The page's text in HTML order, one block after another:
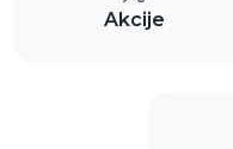
Akcije